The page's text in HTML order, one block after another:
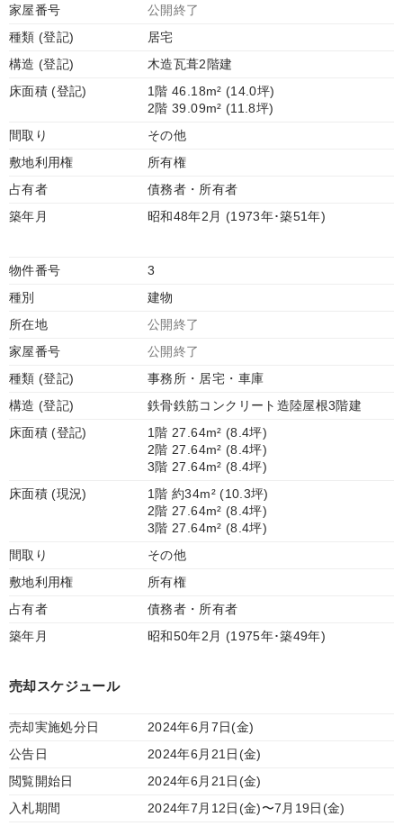
家屋番号
公開終了
種類 (登記)
居宅
構造 (登記)
木造瓦葺2階建
床面積 (登記)
1階 46.18m² (14.0坪)
2階 39.09m² (11.8坪)
間取り
その他
敷地利用権
所有権
占有者
債務者・所有者
築年月
昭和48年2月 (1973年･築51年)
物件番号
3
種別
建物
所在地
公開終了
家屋番号
公開終了
種類 (登記)
事務所・居宅・車庫
構造 (登記)
鉄骨鉄筋コンクリート造陸屋根3階建
床面積 (登記)
1階 27.64m² (8.4坪)
2階 27.64m² (8.4坪)
3階 27.64m² (8.4坪)
床面積 (現況)
1階 約34m² (10.3坪)
2階 27.64m² (8.4坪)
3階 27.64m² (8.4坪)
間取り
その他
敷地利用権
所有権
占有者
債務者・所有者
築年月
昭和50年2月 (1975年･築49年)
売却スケジュール
売却実施処分日
2024年6月7日(金)
公告日
2024年6月21日(金)
閲覧開始日
2024年6月21日(金)
入札期間
2024年7月12日(金)〜7月19日(金)